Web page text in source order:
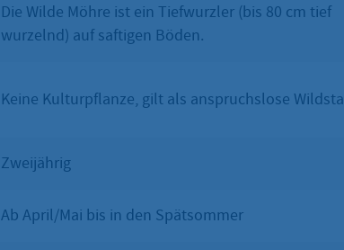
Die Wilde Möhre ist ein Tiefwurzler (bis 80 cm tief
wurzelnd) auf saftigen Böden.
Keine Kulturpflanze, gilt als anspruchslose
Zweijährig
Ab April/Mai bis in den Spätsommer